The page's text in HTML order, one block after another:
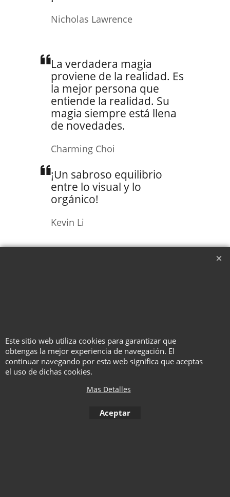
Nicholas Lawrence
La verdadera magia
proviene de la realidad. Es
la mejor persona que
entiende la realidad. Su
magia siempre está llena
de novedades.
Charming Choi
¡Un sabroso equilibrio
entre lo visual y lo
orgánico!
Kevin Li
Este sitio web utiliza cookies para garantizar que
obtengas la mejor experiencia de navegación. El
continuar navegando por esta web significa que aceptas
el uso de dichas cookies.
Mas Detalles
Aceptar